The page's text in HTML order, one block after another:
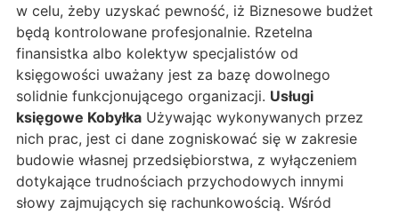
w celu, żeby uzyskać pewność, iż Biznesowe budżet
będą kontrolowane profesjonalnie. Rzetelna
finansistka albo kolektyw specjalistów od
księgowości uważany jest za bazę dowolnego
solidnie funkcjonującego organizacji. Usługi
księgowe Kobyłka Używając wykonywanych przez
nich prac, jest ci dane zogniskować się w zakresie
budowie własnej przedsiębiorstwa, z wyłączeniem
dotykające trudnościach przychodowych innymi
słowy zajmujących się rachunkowością. Wśród